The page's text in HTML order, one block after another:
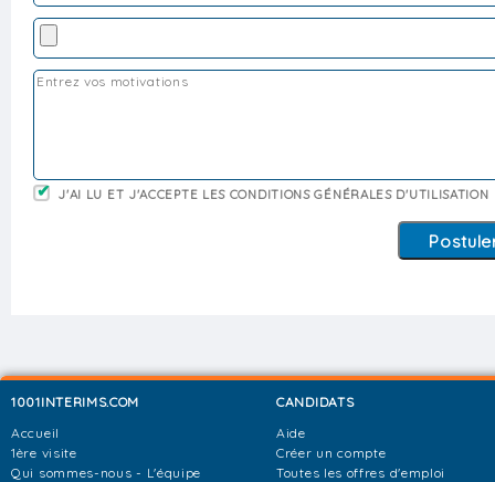
J'AI LU ET J'ACCEPTE LES CONDITIONS GÉNÉRALES D'UTILISATION
1001INTERIMS.COM
Accueil
1ère visite
Qui sommes-nous - L'équipe
CANDIDATS
Aide
Créer un compte
Toutes les offres d'emploi